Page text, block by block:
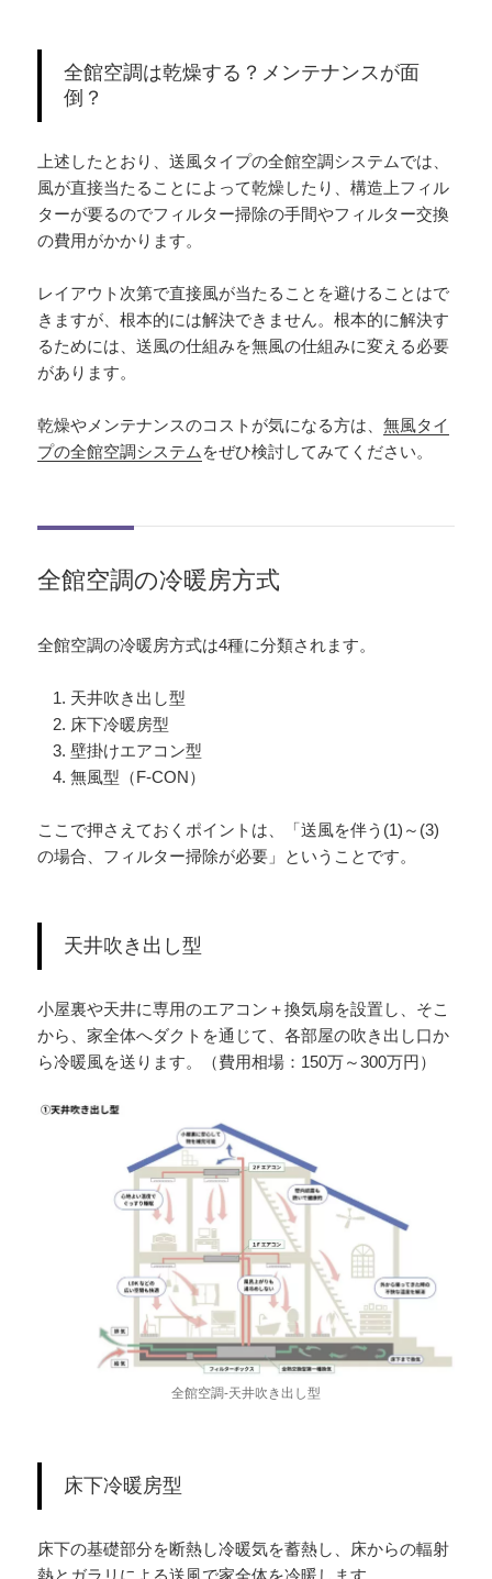
全館空調は乾燥する？メンテナンスが面
倒？
上述したとおり、送風タイプの全館空調システムでは、
風が直接当たることによって乾燥したり、構造上フィル
ターが要るのでフィルター掃除の手間やフィルター交換
の費用がかかります。
レイアウト次第で直接風が当たることを避けることはで
きますが、根本的には解決できません。根本的に解決す
るためには、送風の仕組みを無風の仕組みに変える必要
があります。
乾燥やメンテナンスのコストが気になる方は、無風タイ
プの全館空調システム をぜひ検討してみてください。
全館空調の冷暖房方式
全館空調の冷暖房方式は4種に分類されます。
天井吹き出し型
床下冷暖房型
壁掛けエアコン型
無風型（F-CON）
ここで押さえておくポイントは、「送風を伴う(1)～(3)
の場合、フィルター掃除が必要」ということです。
天井吹き出し型
小屋裏や天井に専用のエアコン＋換気扇を設置し、そこ
から、家全体へダクトを通じて、各部屋の吹き出し口か
ら冷暖風を送ります。（費用相場：150万～300万円）
全館空調-天井吹き出し型
床下冷暖房型
床下の基礎部分を断熱し冷暖気を蓄熱し、床からの輻射
熱とガラリによる送風で家全体を冷暖します。